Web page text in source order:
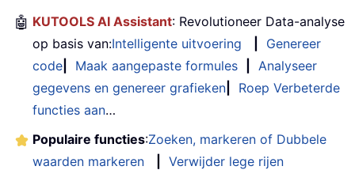
🤖 KUTOOLS AI Assistant: Revolutioneer Data-analyse
op basis van:Intelligente uitvoering
Genereer
code
Maak aangepaste formules
Analyseer
gegevens en genereer grafieken
Roep Verbeterde
functies aan…
Populaire functies:Zoeken, markeren of Dubbele
waarden markeren
Verwijder lege rijen